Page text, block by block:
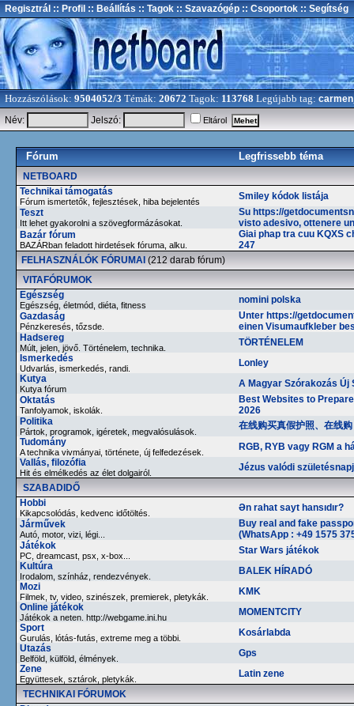
Regisztrál :: Profil :: Beállítás :: Tagok :: Szavazógép :: Csoportok :: Segítség
Hozzászólások: 9504052/3 Témák: 20672 Tagok: 113768 Legújabb tag:
Név:
Jelszó: Eltárol
Fórum Legfrissebb téma
NETBOARD
Technikai támogatás
Fórum ismertetők, fejlesztések, hiba bejelentés
Smiley kódok listája
Teszt
Itt lehet gyakorolni a szövegformázásokat.
Su https://
visto adesivo, ottenere
Bazár fórum
BAZÁRban feladott hirdetések fóruma, alku.
Giai phap tra cuu KQXS
247
FELHASZNÁLÓK FÓRUMAI (212 darab fórum)
VITAFÓRUMOK
Egészség
Egészség, életmód, diéta, fitness
nomini polska
Gazdaság
Pénzkeresés, tőzsde.
Unter https://
einen Visumaufkleber
Hadsereg
Múlt, jelen, jövő. Történelem, technika.
TÖRTÉNELEM
Ismerkedés
Udvarlás, ismerkedés, randi.
Lonley
Kutya
Kutya fórum
A Magyar Szórakozás Új
Oktatás
Tanfolyamok, iskolák.
Best Websites to
2026
Politika
Pártok, programok, igéretek, megvalósulások.
在线购买真假护照、在线购
Tudomány
A technika vivmányai, története, új felfedezések.
RGB, RYB vagy RGM a
Vallás, filozófia
Hit és elmélkedés az élet dolgairól.
Jézus valódi
SZABADIDŐ
Hobbi
Kikapcsolódás, kedvenc időtöltés.
Ən rahat sayt hansıdır?
Járművek
Autó, motor, vizi, légi...
Buy real and fake
(WhatsApp : +49 1575
Játékok
PC, dreamcast, psx, x-box...
Star Wars játékok
Kultúra
Irodalom, színház, rendezvények.
BALEK HÍRADÓ
Mozi
Filmek, tv, video, szinészek, premierek, pletykák.
KMK
Online játékok
Játékok a neten. http://webgame.ini.hu
MOMENTCITY
Sport
Gurulás, lótás-futás, extreme meg a többi.
Kosárlabda
Utazás
Belföld, külföld, élmények.
Gps
Zene
Együttesek, sztárok, pletykák.
Latin zene
TECHNIKAI FÓRUMOK